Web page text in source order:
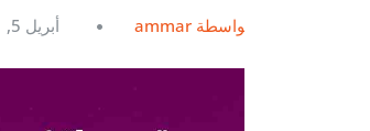
بواسطة ammar أبريل 5, 2021